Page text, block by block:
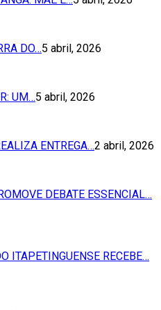
DO…5 abril, 2026
UM…5 abril, 2026
ENTREGA…2 abril, 2026
DEBATE ESSENCIAL…
ITAPETINGUENSE RECEBE…